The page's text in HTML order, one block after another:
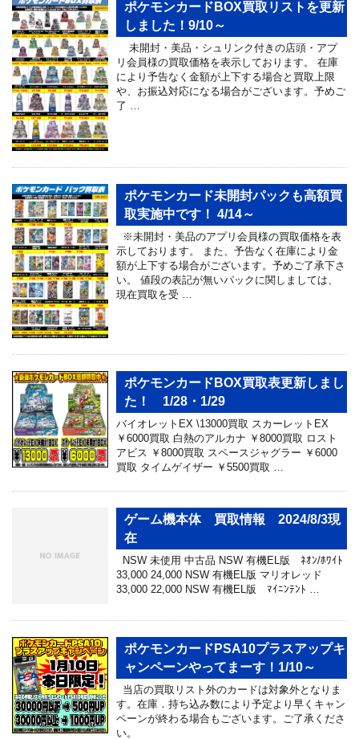
ポケモンカードBOX買取リストを更新
しました！9/10～
未開封・美品・シュリンク付きの店頭・アプ
リ会員様の買取価格を表示しております。 在庫
により予告なく金額が上下する場合と買取上限
や、お振込対応になる場合がございます。予めご
了 …
ポケモンカード未開封パックも高額買
取実施中です！ 4/14～
※未開封・美品のアプリ会員様の買取価格を表
示しております。 また、予告なく在庫により金
額が上下する場合がございます。予めご了承下さ
い。 値段の表記が無いパックに関しましては、
現在買取を受 …
ポケモンカードBOX買取表更新しまし
た！ 1/28・1/29
バイオレットEX \13000買取 スカーレットEX
￥6000買取 白熱のアルカナ ￥8000買取 ロスト
アビス ￥8000買取 スペースジャグラー ￥6000
買取 タイムゲイザー ￥5500買取 …
ゲーム機本体 買取情報 2024/8/3現
在
NSW 未使用 中古品 NSW 有機EL版 ﾈｵﾝ/ﾎﾜｲﾄ
33,000 24,000 NSW 有機EL版 マリオレッド
33,000 22,000 NSW 有機EL版 ﾏｲﾆﾝﾃﾝﾄ …
ポケモンカードPSA10プラスアップキ
ャンペーンやってまーす！1/10～
当店の買取リスト外のカードは対象外となりま
す。在庫．持ち込み数により予定より早くキャン
ペーンが終わる場合もございます。ご了承くださ
い。